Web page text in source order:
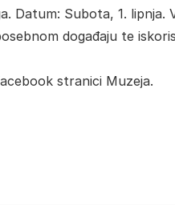
Datum: Subota, 1. lipnja.
događaju te
stranici Muzeja.